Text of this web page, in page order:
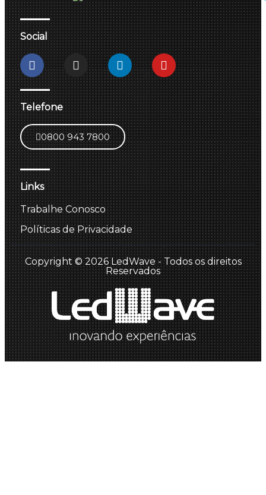
Social
Telefone
0800 943 7800
Links
Trabalhe Conosco
Políticas de Privacidade
Copyright © 2026 LedWave - Todos os direitos
Reservados